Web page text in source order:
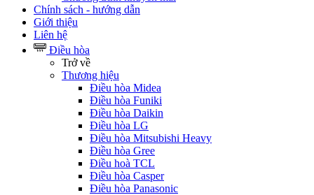
Chính sách - hướng dẫn
Giới thiệu
Liên hệ
Điều hòa
Trở về
Thương hiệu
Điều hòa Midea
Điều hòa Funiki
Điều hòa Daikin
Điều hòa LG
Điều hòa Mitsubishi Heavy
Điều hòa Gree
Điều hoà TCL
Điều hòa Casper
Điều hòa Panasonic